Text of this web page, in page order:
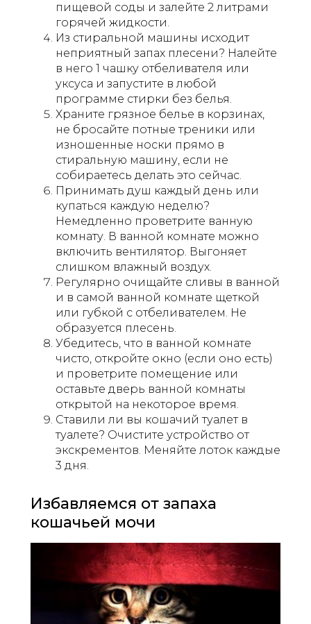
пищевой соды и залейте 2 литрами
горячей жидкости.
Из стиральной машины исходит
неприятный запах плесени? Налейте
в него 1 чашку отбеливателя или
уксуса и запустите в любой
программе стирки без белья.
Храните грязное белье в корзинах,
не бросайте потные треники или
изношенные носки прямо в
стиральную машину, если не
собираетесь делать это сейчас.
Принимать душ каждый день или
купаться каждую неделю?
Немедленно проветрите ванную
комнату. В ванной комнате можно
включить вентилятор. Выгоняет
слишком влажный воздух.
Регулярно очищайте сливы в ванной
и в самой ванной комнате щеткой
или губкой с отбеливателем. Не
образуется плесень.
Убедитесь, что в ванной комнате
чисто, откройте окно (если оно есть)
и проветрите помещение или
оставьте дверь ванной комнаты
открытой на некоторое время.
Ставили ли вы кошачий туалет в
туалете? Очистите устройство от
экскрементов. Меняйте лоток каждые
3 дня.
Избавляемся от запаха
кошачьей мочи